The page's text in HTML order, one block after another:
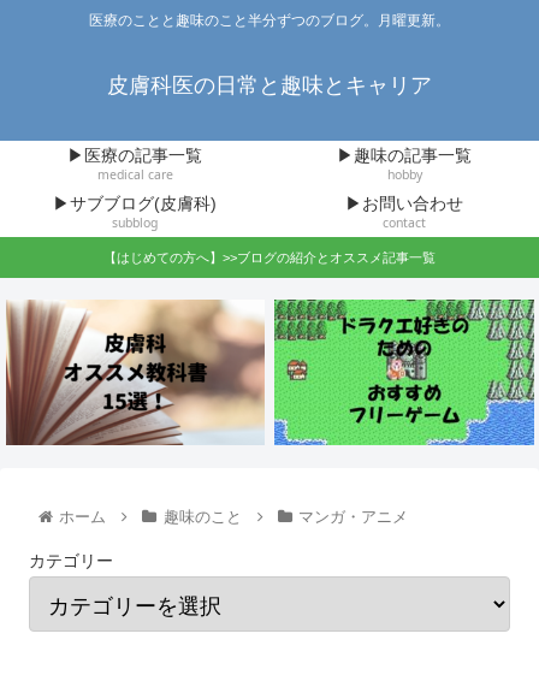
医療のことと趣味のこと半分ずつのブログ。月曜更新。
皮膚科医の日常と趣味とキャリア
▶医療の記事一覧
medical care
▶趣味の記事一覧
hobby
▶サブブログ(皮膚科)
subblog
▶お問い合わせ
contact
【はじめての方へ】>>ブログの紹介とオススメ記事一覧
ホーム 趣味のこと マンガ・アニメ
カテゴリー